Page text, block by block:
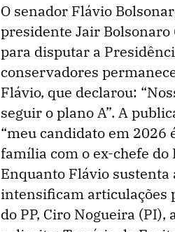
O senador Flávio
presidente Jair
para disputar a
conservadores
Flávio, que declarou:
seguir o plano A”. A
“meu candidato em 2026
família com o ex-chefe do
Enquanto Flávio
intensificam articulações
do PP, Ciro Nogueira